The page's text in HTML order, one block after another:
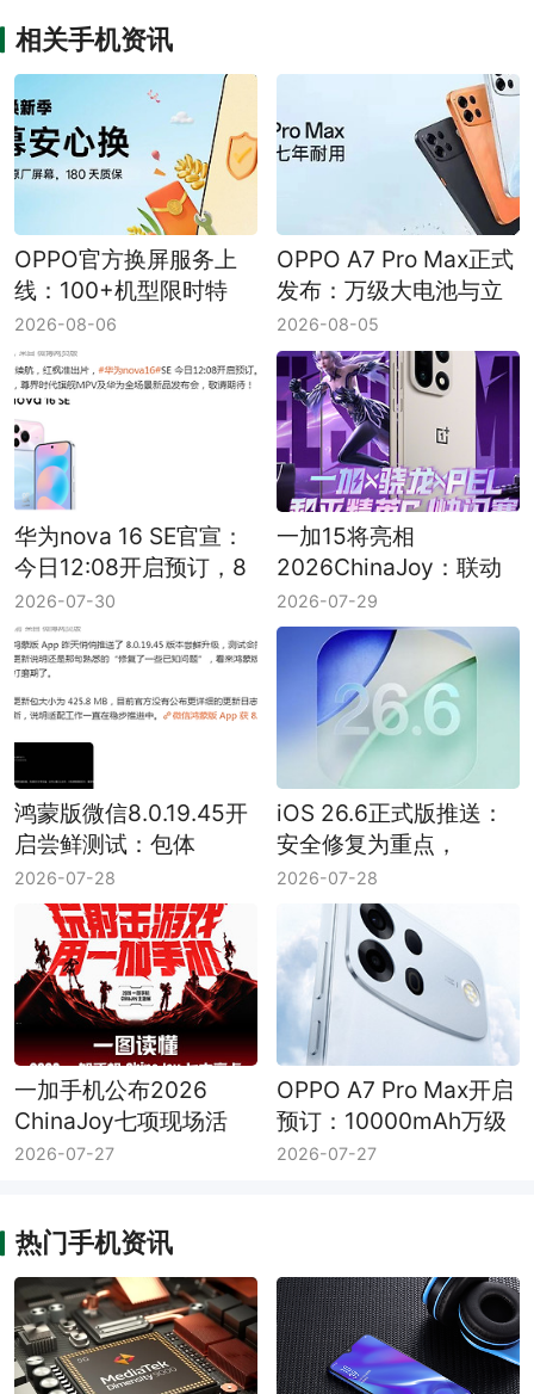
相关手机资讯
OPPO官方换屏服务上
线：100+机型限时特
惠，原厂屏享180天质
保
2026-08-06
OPPO A7 Pro Max正式
发布：万级大电池与立
体浮雕纹理成看点
2026-08-05
华为nova 16 SE官宣：
今日12:08开启预订，8
月5日正式发布
2026-07-30
一加15将亮相
2026ChinaJoy：联动
PEL举办和平精英CJ快
闪赛
2026-07-29
鸿蒙版微信8.0.19.45开
启尝鲜测试：包体
425.8MB，修复已知问
2026-07-28
iOS 26.6正式版推送：
安全修复为重点，
Spotlight体验或有优化
2026-07-28
一加手机公布2026
ChinaJoy七项现场活
动：PEL快闪赛、互动
2026-07-27
OPPO A7 Pro Max开启
预订：10000mAh万级
大电池，0.01元预订送
2026-07-27
热门手机资讯